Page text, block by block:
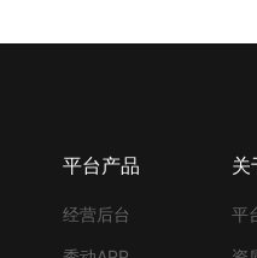
平台产品
经营后台
关
平